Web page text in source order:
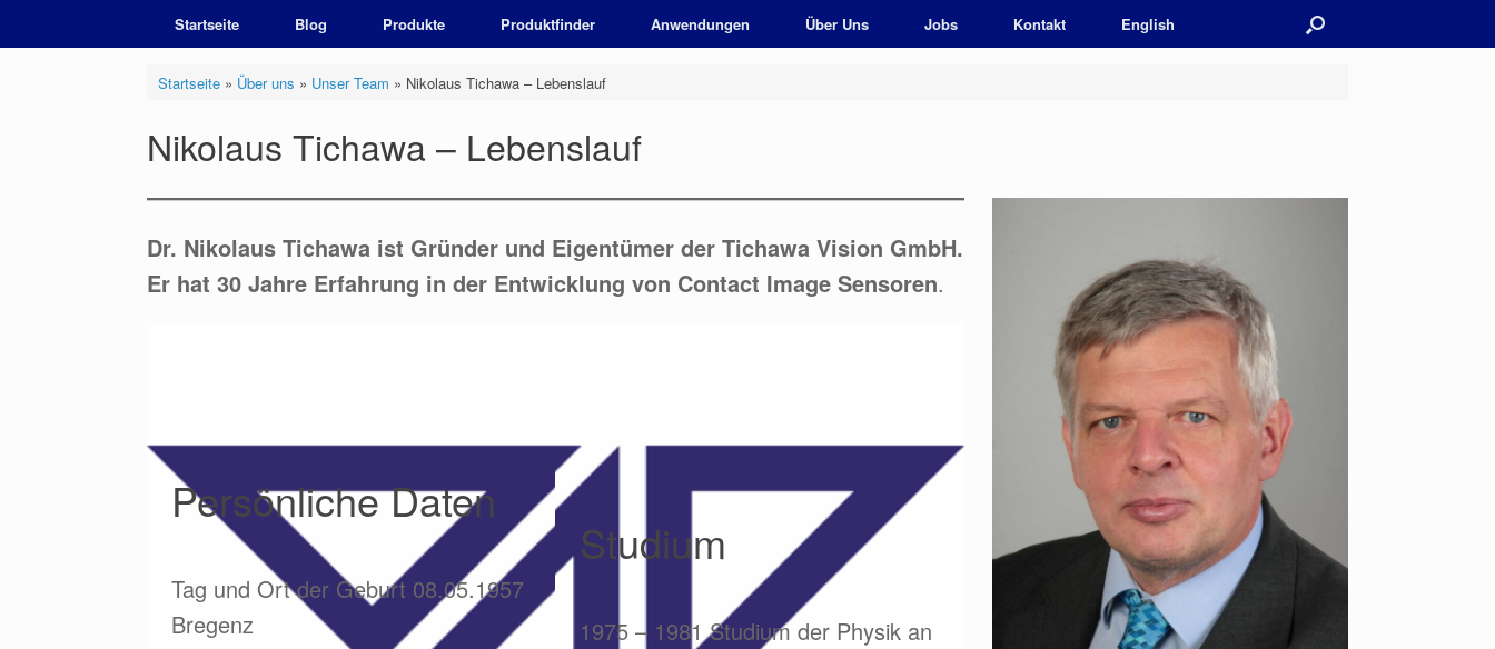
springen
Startseite Blog Produkte Produktfinder Anwendungen Über Uns Jobs Kontakt English
Startseite» Über uns » Unser Team » Nikolaus Tichawa – Lebenslauf
Nikolaus Tichawa – Lebenslauf
Dr. Nikolaus Tichawa ist Gründer und Eigentümer der Tichawa Vision GmbH.
Er hat 30 Jahre Erfahrung in der Entwicklung von Contact Image Sensoren.
Persönliche Daten
Tag und Ort der Geburt 08.05.1957
Bregenz
Studium
1975 – 1981 Studium der Physik an